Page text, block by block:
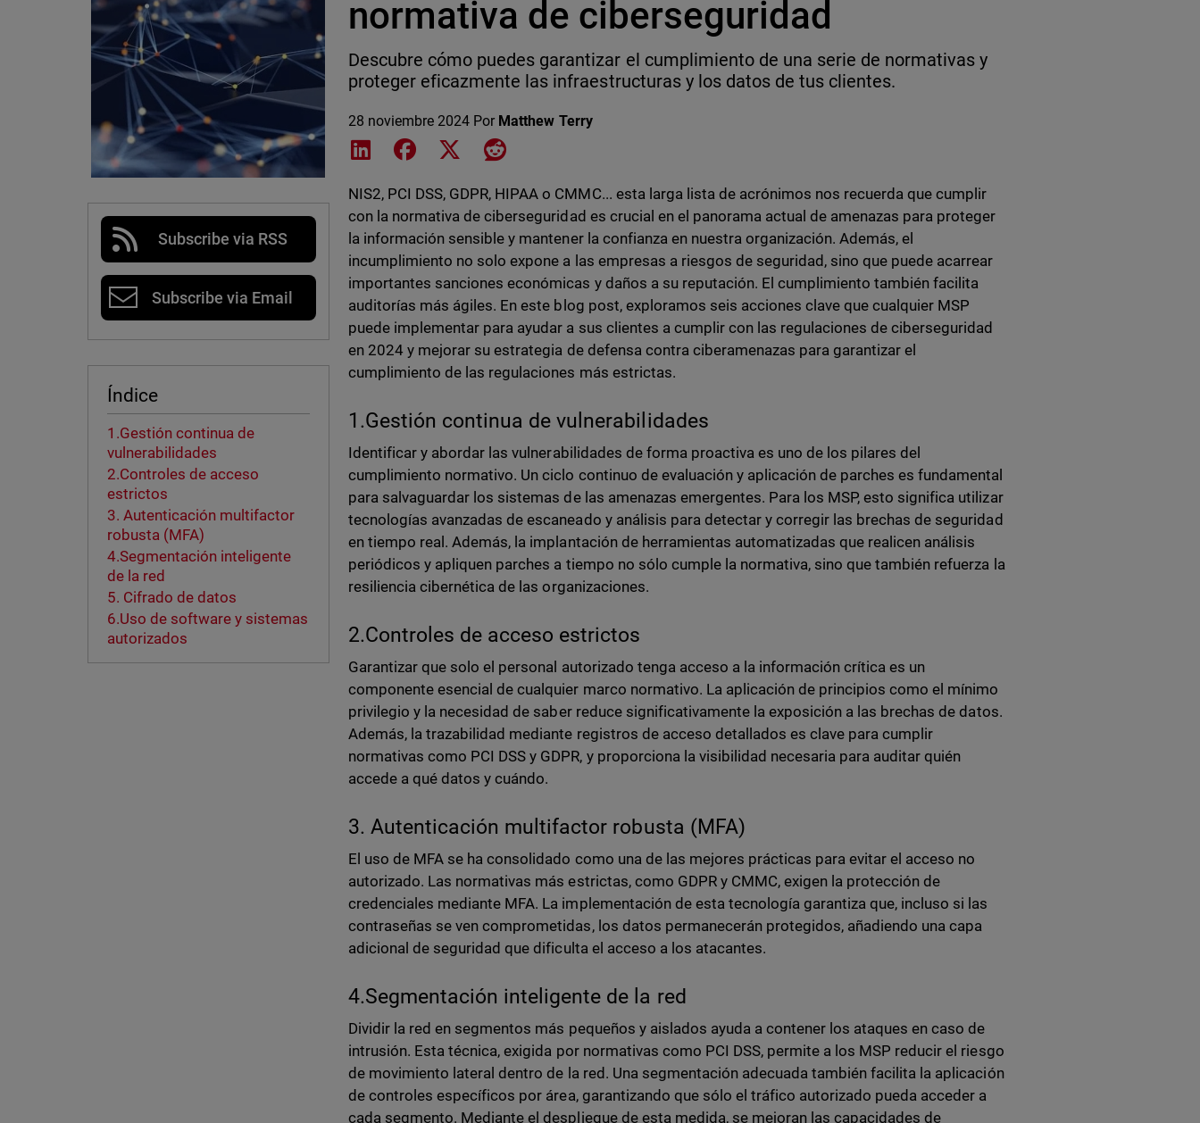
Subscribe via RSS
Subscribe via Email
Índice
1.Gestión continua de
vulnerabilidades
2.Controles de acceso
estrictos
3. Autenticación multifactor
robusta (MFA)
4.Segmentación inteligente
de la red
5. Cifrado de datos
6.Uso de software y sistemas
autorizados
normativa de ciberseguridad
Descubre cómo puedes garantizar el cumplimiento de una serie de normativas y
proteger eficazmente las infraestructuras y los datos de tus clientes.
28 noviembre 2024 Por Matthew Terry
Share on LinkedIn
Share on Facebook
Share on XShare on Reddit
NIS2, PCI DSS, GDPR, HIPAA o CMMC... esta larga lista de acrónimos nos recuerda que cumplir
con la normativa de ciberseguridad es crucial en el panorama actual de amenazas para proteger
la información sensible y mantener la confianza en nuestra organización. Además, el
incumplimiento no solo expone a las empresas a riesgos de seguridad, sino que puede acarrear
importantes sanciones económicas y daños a su reputación. El cumplimiento también facilita
auditorías más ágiles. En este blog post, exploramos seis acciones clave que cualquier MSP
puede implementar para ayudar a sus clientes a cumplir con las regulaciones de ciberseguridad
en 2024 y mejorar su estrategia de defensa contra ciberamenazas para garantizar el
cumplimiento de las regulaciones más estrictas.
1.Gestión continua de vulnerabilidades
Identificar y abordar las vulnerabilidades de forma proactiva es uno de los pilares del
cumplimiento normativo. Un ciclo continuo de evaluación y aplicación de parches es fundamental
para salvaguardar los sistemas de las amenazas emergentes. Para los MSP, esto significa utilizar
tecnologías avanzadas de escaneado y análisis para detectar y corregir las brechas de seguridad
en tiempo real. Además, la implantación de herramientas automatizadas que realicen análisis
periódicos y apliquen parches a tiempo no sólo cumple la normativa, sino que también refuerza la
resiliencia cibernética de las organizaciones.
2.Controles de acceso estrictos
Garantizar que solo el personal autorizado tenga acceso a la información crítica es un
componente esencial de cualquier marco normativo. La aplicación de principios como el mínimo
privilegio y la necesidad de saber reduce significativamente la exposición a las brechas de datos.
Además, la trazabilidad mediante registros de acceso detallados es clave para cumplir
normativas como PCI DSS y GDPR, y proporciona la visibilidad necesaria para auditar quién
accede a qué datos y cuándo.
3. Autenticación multifactor robusta (MFA)
El uso de MFA se ha consolidado como una de las mejores prácticas para evitar el acceso no
autorizado. Las normativas más estrictas, como GDPR y CMMC, exigen la protección de
credenciales mediante MFA. La implementación de esta tecnología garantiza que, incluso si las
contraseñas se ven comprometidas, los datos permanecerán protegidos, añadiendo una capa
adicional de seguridad que dificulta el acceso a los atacantes.
4.Segmentación inteligente de la red
Dividir la red en segmentos más pequeños y aislados ayuda a contener los ataques en caso de
intrusión. Esta técnica, exigida por normativas como PCI DSS, permite a los MSP reducir el riesgo
de movimiento lateral dentro de la red. Una segmentación adecuada también facilita la aplicación
de controles específicos por área, garantizando que sólo el tráfico autorizado pueda acceder a
cada segmento. Mediante el despliegue de esta medida, se mejoran las capacidades de